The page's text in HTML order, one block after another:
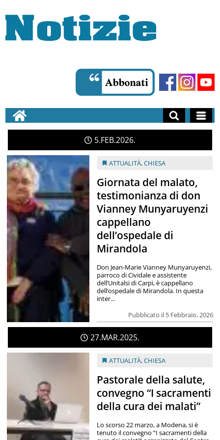
5 FEB2026
ATTUALITÀ,CHIESA
Giornata del malato,
testimonianza di don
Vianney Munyaruyenzi
cappellano
dell’ospedale di
Mirandola
Pubblicato il 5 Febbraio, 2026
Don Jean-Marie Vianney Munyaruyenzi,
parroco di Cividale e assistente
dell’Unitalsi di Carpi, è cappellano
dell’ospedale di Mirandola. In questa
inter...
27 MAR2025
ATTUALITÀ,CHIESA
Pastorale della salute,
convegno “I sacramenti
della cura dei malati”
Lo scorso 22 marzo, a Modena, si è
tenuto il convegno “I sacramenti della